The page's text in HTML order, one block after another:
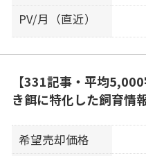
PV/月（直近）
【331記事・平均
き餌に特化した飼育情
希望売却価格